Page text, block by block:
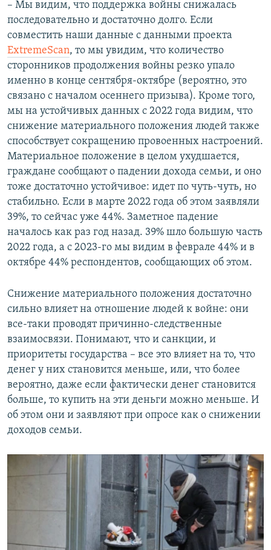
– Мы видим, что поддержка войны снижалась
последовательно и достаточно долго. Если
совместить наши данные с данными проекта
ExtremeScan, то мы увидим, что количество
сторонников продолжения войны резко упало
именно в конце сентября-октябре (вероятно, это
связано с началом осеннего призыва). Кроме того,
мы на устойчивых данных с 2022 года видим, что
снижение материального положения людей также
способствует сокращению провоенных настроений.
Материальное положение в целом ухудшается,
граждане сообщают о падении дохода семьи, и оно
тоже достаточно устойчивое: идет по чуть-чуть, но
стабильно. Если в марте 2022 года об этом заявляли
39%, то сейчас уже 44%. Заметное падение
началось как раз год назад. 39% шло большую часть
2022 года, а с 2023-го мы видим в феврале 44% и в
октябре 44% респондентов, сообщающих об этом.
Снижение материального положения достаточно
сильно влияет на отношение людей к войне: они
все-таки проводят причинно-следственные
взаимосвязи. Понимают, что и санкции, и
приоритеты государства – все это влияет на то, что
денег у них становится меньше, или, что более
вероятно, даже если фактически денег становится
больше, то купить на эти деньги можно меньше. И
об этом они и заявляют при опросе как о снижении
доходов семьи.